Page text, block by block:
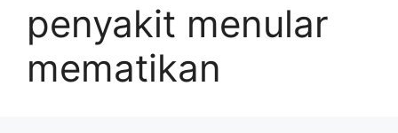
penyakit menular
mematikan